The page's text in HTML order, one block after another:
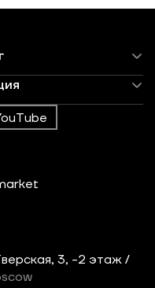
3, -2 этаж /